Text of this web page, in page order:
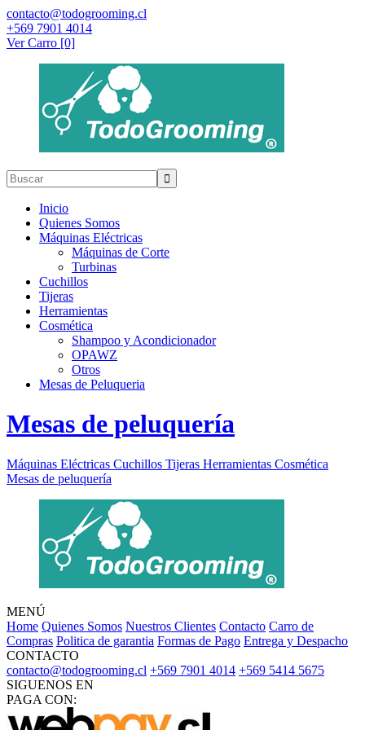
contacto@todogrooming.cl
+569 7901 4014
Ver Carro [0]
Inicio
Quienes Somos
Máquinas Eléctricas
Máquinas de Corte
Turbinas
Cuchillos
Tijeras
Herramientas
Cosmética
Shampoo y Acondicionador
OPAWZ
Otros
Mesas de Peluqueria
Mesas de peluquería
Máquinas Eléctricas Cuchillos Tijeras Herramientas Cosmética
Mesas de peluquería
MENÚ
Home Quienes Somos Nuestros Clientes Contacto Carro de
Compras Politica de garantia Formas de Pago Entrega y Despacho
CONTACTO
contacto@todogrooming.cl +569 7901 4014 +569 5414 5675
SIGUENOS EN
PAGA CON: